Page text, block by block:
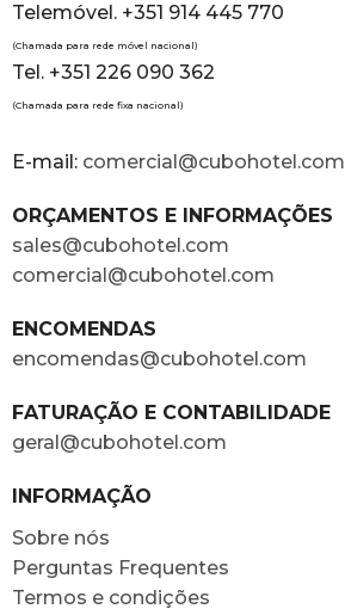
Telemóvel. +351 914 445 770
(Chamada para rede móvel nacional)
Tel. +351 226 090 362
(Chamada para rede fixa nacional)
E-mail: comercial@cubohotel.com
ORÇAMENTOS E INFORMAÇÕES
sales@cubohotel.com
comercial@cubohotel.com
ENCOMENDAS
encomendas@cubohotel.com
FATURAÇÃO E CONTABILIDADE
geral@cubohotel.com
INFORMAÇÃO
Sobre nós
Perguntas Frequentes
Termos e condições